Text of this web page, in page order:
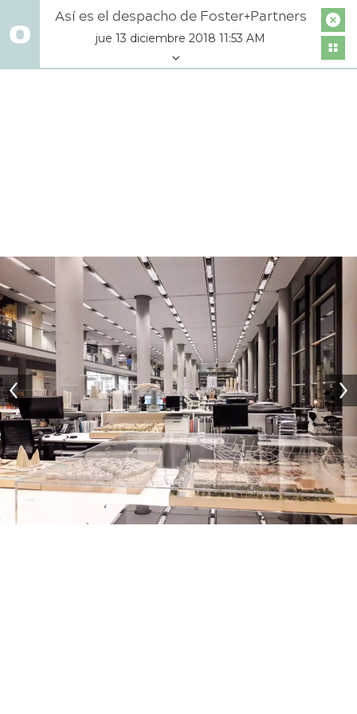
Así es el despacho de Foster+Partners
jue 13 diciembre 2018 11:53 AM